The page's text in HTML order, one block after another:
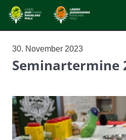
30. November 2023
Seminartermine